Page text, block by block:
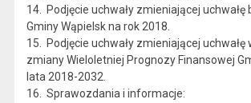
14. Podjęcie uchwały zmieniającej uchwałę
Gminy Wąpielsk na rok 2018.
15. Podjęcie uchwały zmieniającej uchwałę
zmiany Wieloletniej Prognozy Finansowej
lata 2018-2032.
16. Sprawozdania i informacje: